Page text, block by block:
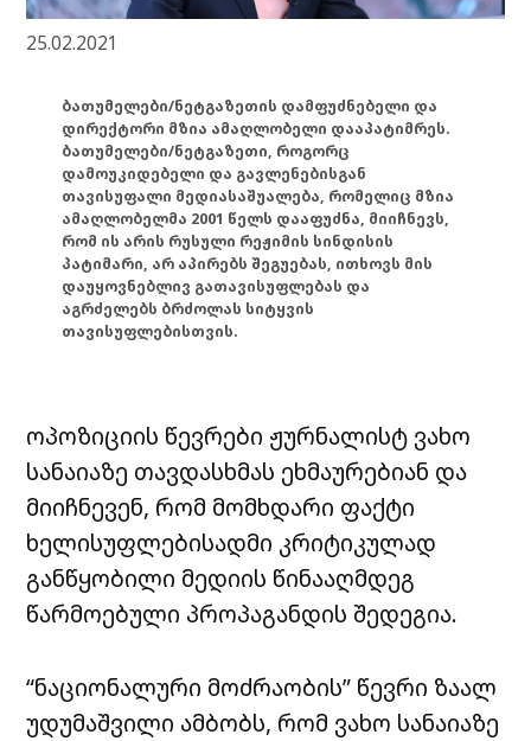
25.02.2021
ბათუმელები/ნეტგაზეთის დამფუძნებელი და
დირექტორი მზია ამაღლობელი დააპატიმრეს.
ბათუმელები/ნეტგაზეთი, როგორც
დამოუკიდებელი და გავლენებისგან
თავისუფალი მედიასაშუალება, რომელიც მზია
ამაღლობელმა 2001 წელს დააფუძნა, მიიჩნევს,
რომ ის არის რუსული რეჟიმის სინდისის
პატიმარი, არ აპირებს შეგუებას, ითხოვს მის
დაუყოვნებლივ გათავისუფლებას და
აგრძელებს ბრძოლას სიტყვის
თავისუფლებისთვის.
ოპოზიციის წევრები ჟურნალისტ ვახო
სანაიაზე თავდასხმას ეხმაურებიან და
მიიჩნევენ, რომ მომხდარი ფაქტი
ხელისუფლებისადმი კრიტიკულად
განწყობილი მედიის წინააღმდეგ
წარმოებული პროპაგანდის შედეგია.
“ნაციონალური მოძრაობის” წევრი ზაალ
უდუმაშვილი ამბობს, რომ ვახო სანაიაზე